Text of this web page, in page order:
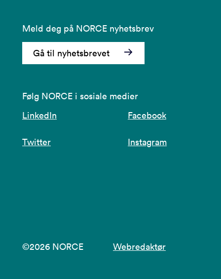
Meld deg på NORCE nyhetsbrev
Gå til nyhetsbrevet
Følg NORCE i sosiale medier
LinkedIn
Facebook
Twitter Instagram
©2026 NORCE Webredaktør